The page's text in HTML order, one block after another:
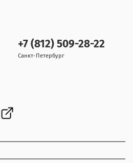
+7 (812) 509-28-22
Санкт-Петербург